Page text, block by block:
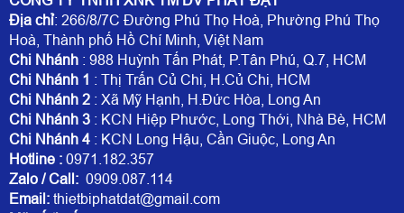
Địa chỉ: 266/8/7C Đường Phú Thọ Hoà, Phường Phú Thọ
Hoà, Thành phố Hồ Chí Minh, Việt Nam
Chi Nhánh : 988 Huỳnh Tấn Phát, P.Tân Phú, Q.7, HCM
Chi Nhánh 1 : Thị Trấn Củ Chi, H.Củ Chi, HCM
Chi Nhánh 2 : Xã Mỹ Hạnh, H.Đức Hòa, Long An
Chi Nhánh 3 : KCN Hiệp Phước, Long Thới, Nhà Bè, HCM
Chi Nhánh 4 : KCN Long Hậu, Cần Giuộc, Long An
Hotline : 0971.182.357
Zalo / Call: 0909.087.114
Email: thietbiphatdat@gmail.com